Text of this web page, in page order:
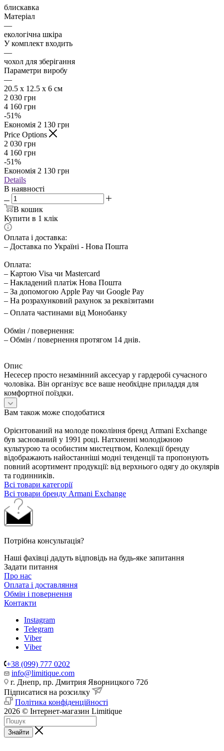
блискавка
Матеріал
—
екологічна шкіра
У комплект входить
—
чохол для зберігання
Параметри виробу
—
20.5 х 12.5 х 6 см
2 030 грн
4 160 грн
-51%
Економія 2 130 грн
Price Options
2 030 грн
4 160 грн
-51%
Економія 2 130 грн
Details
В наявності
В кошик
Купити в 1 клік
Оплата і доставка:
– Доставка по Україні - Нова Пошта
Оплата:
– Картою Visa чи Mastercard
– Накладений платіж Нова Пошта
– За допомогою Apple Pay чи Google Pay
– На розрахунковий рахунок за реквізитами
– Оплата частинами від Монобанку
Обмін / повернення:
– Обмін / повернення протягом 14 днів.
Опис
Несесер просто незамінний аксесуар у гардеробі сучасного
чоловіка. Він організує все ваше необхідне приладдя для
комфортної поїздки.
Вам також може сподобатися
Орієнтований на молоде покоління бренд Armani Exchange
був заснований у 1991 році. Натхненні молодіжною
культурою та особистим мистецтвом, Колекції бренду
відображають найостанніші модні тенденції та пропонують
повний асортимент продукції: від верхнього одягу до окулярів
та годинників.
Всі товари категорії
Всі товари бренду Armani Exchange
Потрібна консультація?
Наші фахівці дадуть відповідь на будь-яке запитання
Задати питання
Про нас
Оплата і доставляння
Обмін і повернення
Контакти
Instagram
Telegram
Viber
Viber
+38 (099) 777 0202
info@limitique.com
г. Днепр, пр. Дмитрия Яворницкого 72б
Підписатися на розсилку
Політика конфіденційності
2026 © Інтернет-магазин Limitique
Знайти